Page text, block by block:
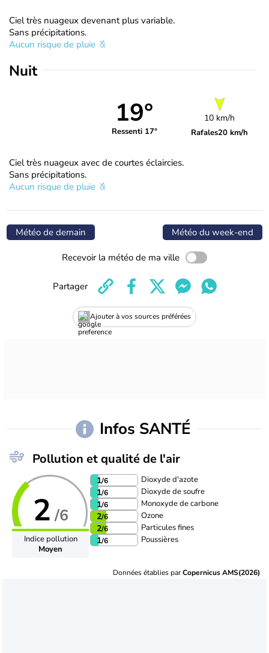
Ciel très nuageux devenant plus variable.
Sans précipitations.
Aucun risque de pluie
Nuit
19°
Ressenti 17°
10 km/h
Rafales20 km/h
Ciel très nuageux avec de courtes éclaircies.
Sans précipitations.
Aucun risque de pluie
Météo de demain Météo du week-end
Recevoir la météo de ma ville
Ajouter à vos sources préférées
Partager
Infos SANTÉ
Pollution et qualité de l'air
2 /6
Indice pollution
Moyen
1/6 Dioxyde d'azote
1/6 Dioxyde de soufre
1/6 Monoxyde de carbone
2/6 Ozone
2/6 Particules fines
1/6 Poussières
Données établies parCopernicus AMS(2026)